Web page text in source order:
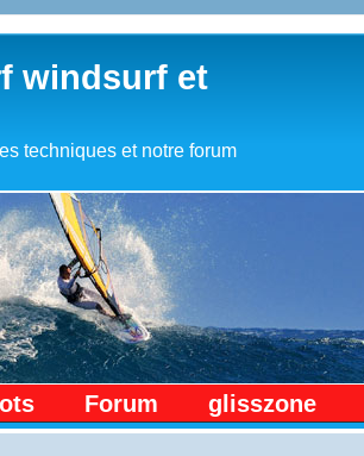
windsurf et
techniques et notre forum
Forum glisszone